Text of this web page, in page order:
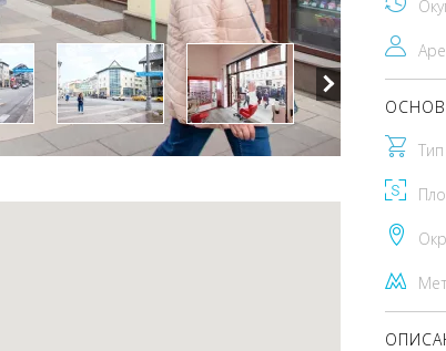
Тип